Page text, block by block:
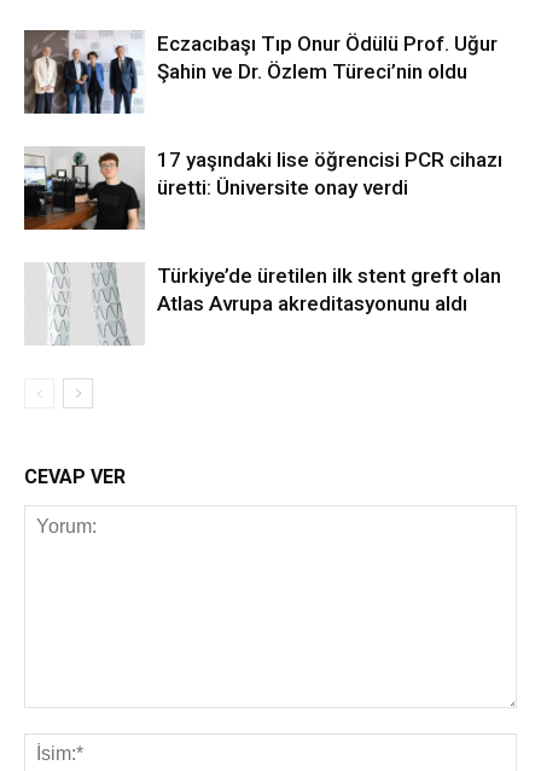
Eczacıbaşı Tıp Onur Ödülü Prof. Uğur
Şahin ve Dr. Özlem Türeci’nin oldu
17 yaşındaki lise öğrencisi PCR cihazı
üretti: Üniversite onay verdi
Türkiye’de üretilen ilk stent greft olan
Atlas Avrupa akreditasyonunu aldı
CEVAP VER